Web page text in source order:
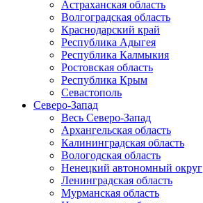
Астраханская область
Волгоградская область
Краснодарский край
Республика Адыгея
Республика Калмыкия
Ростовская область
Республика Крым
Севастополь
Северо-Запад
Весь Северо-Запад
Архангельская область
Калининградская область
Вологодская область
Ненецкий автономный округ
Ленинградская область
Мурманская область